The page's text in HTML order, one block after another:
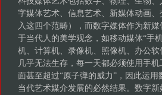
字媒体艺术、信息艺术、新媒体动画
入这四个范畴），而数字媒体作为新
于当代人的美学观念，如移动媒体“手
机、计算机、录像机、照像机、办公
几乎无法生存，每一天都必须使用手
面甚至超过“原子弹的威力”，因此运
当代艺术媒介发展的必然结果。数字